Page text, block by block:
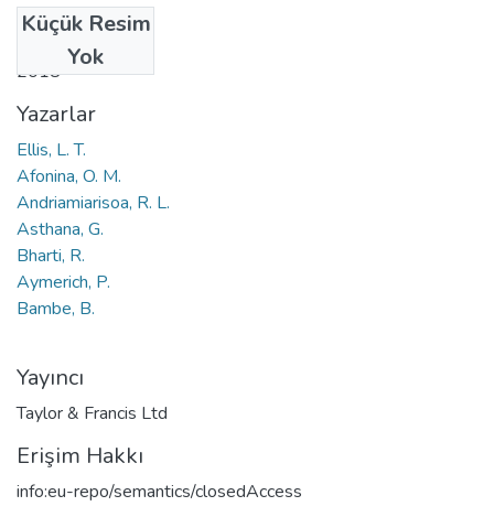
Küçük Resim
Yok
Tarih
2018
Yazarlar
Ellis, L. T.
Afonina, O. M.
Andriamiarisoa, R. L.
Asthana, G.
Bharti, R.
Aymerich, P.
Bambe, B.
Yayıncı
Taylor & Francis Ltd
Erişim Hakkı
info:eu-repo/semantics/closedAccess